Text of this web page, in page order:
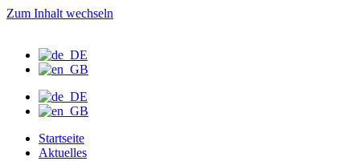
Zum Inhalt wechseln
Startseite
Aktuelles